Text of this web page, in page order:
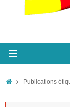
AccueilPublications